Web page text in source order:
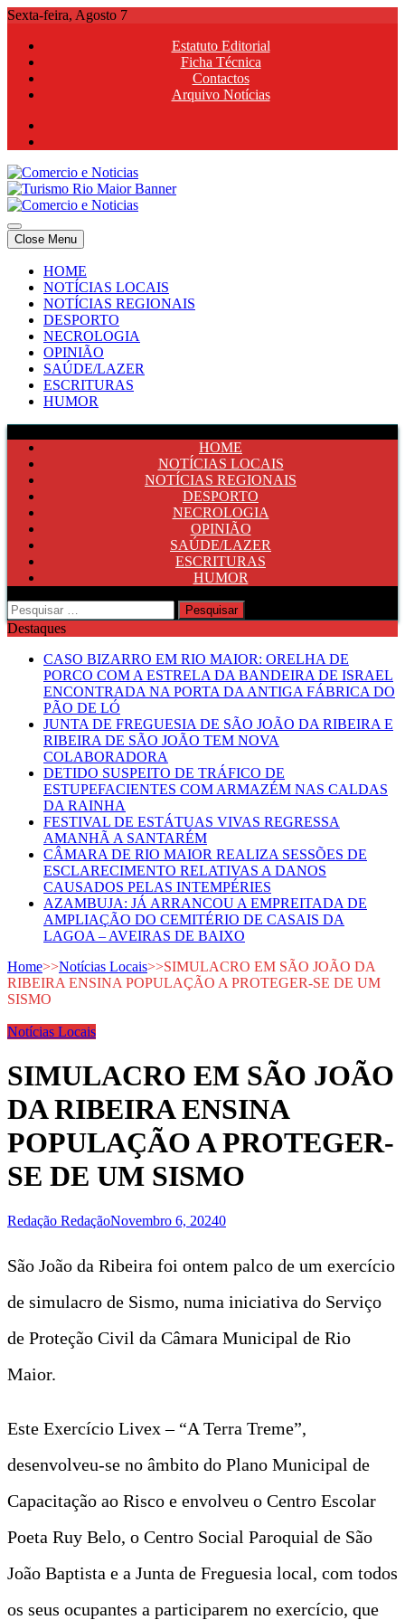
Skip
content
Sexta-feira, Agosto 7
Estatuto Editorial
Ficha Técnica
Contactos
Arquivo Notícias
Comercio e Noticias
Notícias e Publicidade Online
Comercio e Noticias
Notícias e Publicidade Online
Close Menu
HOME
NOTÍCIAS LOCAIS
NOTÍCIAS REGIONAIS
DESPORTO
NECROLOGIA
OPINIÃO
SAÚDE/LAZER
ESCRITURAS
HUMOR
HOME
NOTÍCIAS LOCAIS
NOTÍCIAS REGIONAIS
DESPORTO
NECROLOGIA
OPINIÃO
SAÚDE/LAZER
ESCRITURAS
HUMOR
Pesquisar
por:
Destaques
CASO BIZARRO EM RIO MAIOR: ORELHA DE
PORCO COM A ESTRELA DA BANDEIRA DE ISRAEL
ENCONTRADA NA PORTA DA ANTIGA FÁBRICA DO
PÃO DE LÓ
JUNTA DE FREGUESIA DE SÃO JOÃO DA RIBEIRA E
RIBEIRA DE SÃO JOÃO TEM NOVA
COLABORADORA
DETIDO SUSPEITO DE TRÁFICO DE
ESTUPEFACIENTES COM ARMAZÉM NAS CALDAS
DA RAINHA
FESTIVAL DE ESTÁTUAS VIVAS REGRESSA
AMANHÃ A SANTARÉM
CÂMARA DE RIO MAIOR REALIZA SESSÕES DE
ESCLARECIMENTO RELATIVAS A DANOS
CAUSADOS PELAS INTEMPÉRIES
AZAMBUJA: JÁ ARRANCOU A EMPREITADA DE
AMPLIAÇÃO DO CEMITÉRIO DE CASAIS DA
LAGOA – AVEIRAS DE BAIXO
Home>>Notícias Locais>>SIMULACRO EM SÃO JOÃO DA
RIBEIRA ENSINA POPULAÇÃO A PROTEGER-SE DE UM
SISMO
Notícias Locais
SIMULACRO EM SÃO JOÃO
DA RIBEIRA ENSINA
POPULAÇÃO A PROTEGER-
SE DE UM SISMO
Redação RedaçãoNovembro 6, 20240
São João da Ribeira foi ontem palco de um exercício
de simulacro de Sismo, numa iniciativa do Serviço
de Proteção Civil da Câmara Municipal de Rio
Maior.
Este Exercício Livex – “A Terra Treme”,
desenvolveu-se no âmbito do Plano Municipal de
Capacitação ao Risco e envolveu o Centro Escolar
Poeta Ruy Belo, o Centro Social Paroquial de São
João Baptista e a Junta de Freguesia local, com todos
os seus ocupantes a participarem no exercício, que